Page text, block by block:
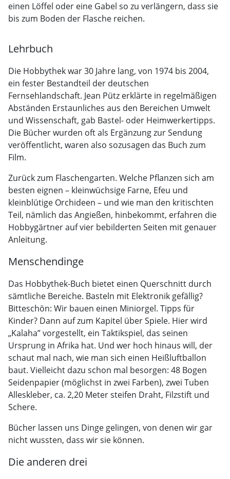
einen Löffel oder eine Gabel so zu verlängern, dass sie
bis zum Boden der Flasche reichen.
Lehrbuch
Die Hobbythek war 30 Jahre lang, von 1974 bis 2004,
ein fester Bestandteil der deutschen
Fernsehlandschaft. Jean Pütz erklärte in regelmäßigen
Abständen Erstaunliches aus den Bereichen Umwelt
und Wissenschaft, gab Bastel- oder Heimwerkertipps.
Die Bücher wurden oft als Ergänzung zur Sendung
veröffentlicht, waren also sozusagen das Buch zum
Film.
Zurück zum Flaschengarten. Welche Pflanzen sich am
besten eignen – kleinwüchsige Farne, Efeu und
kleinblütige Orchideen – und wie man den kritischten
Teil, nämlich das Angießen, hinbekommt, erfahren die
Hobbygärtner auf vier bebilderten Seiten mit genauer
Anleitung.
Menschendinge
Das Hobbythek-Buch bietet einen Querschnitt durch
sämtliche Bereiche. Basteln mit Elektronik gefällig?
Bitteschön: Wir bauen einen Miniorgel. Tipps für
Kinder? Dann auf zum Kapitel über Spiele. Hier wird
„Kalaha” vorgestellt, ein Taktikspiel, das seinen
Ursprung in Afrika hat. Und wer hoch hinaus will, der
schaut mal nach, wie man sich einen Heißluftballon
baut. Vielleicht dazu schon mal besorgen: 48 Bogen
Seidenpapier (möglichst in zwei Farben), zwei Tuben
Alleskleber, ca. 2,20 Meter steifen Draht, Filzstift und
Schere.
Bücher lassen uns Dinge gelingen, von denen wir gar
nicht wussten, dass wir sie können.
Die anderen drei